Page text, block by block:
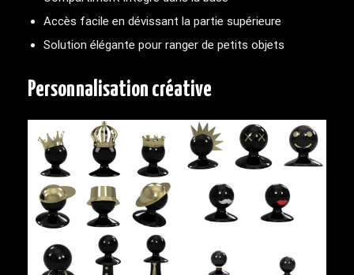
Accès facile en dévissant la partie supérieure
Solution élégante pour ranger de petits objets
Personnalisation créative